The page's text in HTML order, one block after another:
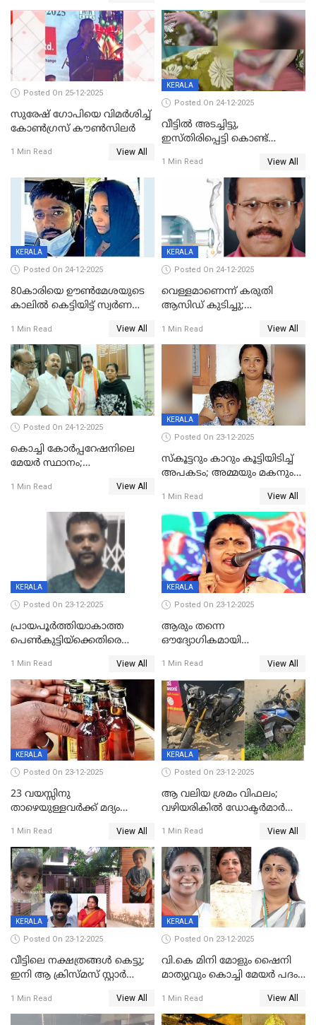
Posted On 25-12-2025
സുരേഷ് ഗോപിയെ വിമര്‍ശിച്ച്
കോണ്‍ഗ്രസ് കൗണ്‍സിലര്‍
1 Min Read View All
KERALA
Posted On 24-12-2025
വീട്ടിൽ അടച്ചിട്ടു,
ഇസ്തിരിപ്പെട്ടി കൊണ്ട്
ഗർഭിണിയായ യുവതിക്ക് ക്രൂര
1 Min Read View All
KERALA
Posted On 24-12-2025
80കാരിയെ ഊൺമേശയുടെ
കാലിൽ കെട്ടിയിട്ട് സ്വർണവും
കൊച്ചുമകനും സുഹൃത്തും
അറസ്റ്റിൽ
1 Min Read View All
KERALA
Posted On 24-12-2025
വെള്ളമാണെന്ന് കരുതി
ആസിഡ് കുടിച്ചു;
മരിച്ചു
1 Min Read View All
Posted On 24-12-2025
കൊച്ചി കോര്‍പ്പറേഷനിലെ
മേയര്‍ സ്ഥാനം;
രൂക്ഷം
1 Min Read View All
KERALA
Posted On 23-12-2025
സ്കൂട്ടറും കാറും കൂട്ടിയിടിച്ച്
അപകടം; അമ്മയും മകനും
ഗുരുതരാവസ്ഥയിൽ
1 Min Read View All
KERALA
Posted On 23-12-2025
പ്രായപൂർത്തിയാകാത്ത
പെൺകുട്ടിയ്ക്കെതിരെ
59 വർഷം തടവും 90,൦൦൦ രൂപ
പിഴയും ശിക്ഷ
1 Min Read View All
KERALA
Posted On 23-12-2025
ആരും തന്നെ
ഔദ്യോഗികമായി
കണ്ടെത്താൻ ഇന്ന് കോർ
കമ്മിറ്റി കൂടിയില്ല';
അതൃപ്തിയുമായി ദീപ്തി മേരി
വർഗീസ്
1 Min Read View All
KERALA
Posted On 23-12-2025
23 വയസ്സിനു
താഴെയുള്ളവർക്ക് മദ്യം
നടപടി;സ്ഥാപനങ്ങൾക്കെതിരെ
രണ്ട് കേസുകൾ
1 Min Read View All
KERALA
Posted On 23-12-2025
ആ വലിയ ശ്രമം വിഫലം;
വഴിയരികില്‍ ‌ഡോക്ടര്‍മാര്‍
മരണത്തിന് കീഴടങ്ങി
1 Min Read View All
KERALA
Posted On 23-12-2025
വീട്ടിലെ നക്ഷത്രങ്ങൾ കെട്ടു;
ഇനി ആ ക്രിസ്മസ് സ്റ്റാർ
വേണ്ടിയുള്ള
പിടിവലിക്കിടയിൽ
1 Min Read View All
KERALA
Posted On 23-12-2025
വി.കെ മിനി മോളും ഷൈനി
മാത്യുവും കൊച്ചി മേയർ പദം
മേയറാകില്ല
1 Min Read View All